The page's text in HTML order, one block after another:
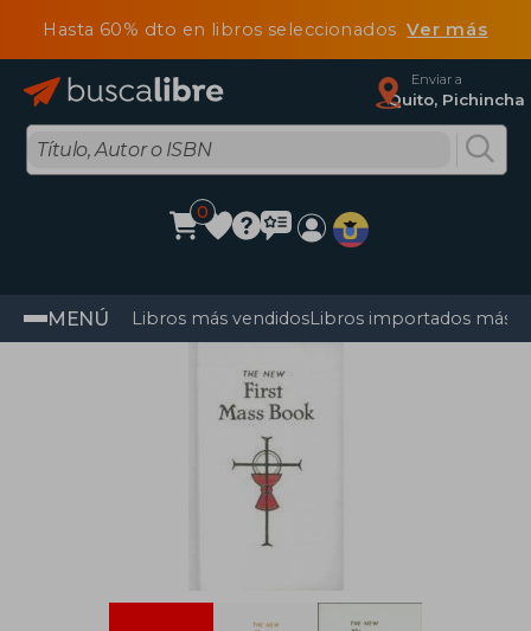
Hasta 60% dto en libros seleccionadosVer más
Enviar a
Quito, Pichincha
0
MENÚ Libros más vendidosLibros importados más